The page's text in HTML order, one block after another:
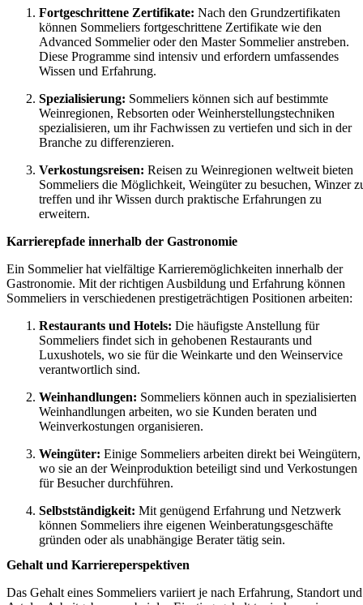
Fortgeschrittene Zertifikate: Nach den Grundzertifikaten
können Sommeliers fortgeschrittene Zertifikate wie den
Advanced Sommelier oder den Master Sommelier anstreben.
Diese Programme sind intensiv und erfordern umfassendes
Wissen und Erfahrung.
Spezialisierung: Sommeliers können sich auf bestimmte
Weinregionen, Rebsorten oder Weinherstellungstechniken
spezialisieren, um ihr Fachwissen zu vertiefen und sich in der
Branche zu differenzieren.
Verkostungsreisen: Reisen zu Weinregionen weltweit bieten
Sommeliers die Möglichkeit, Weingüter zu besuchen, Winzer
treffen und ihr Wissen durch praktische Erfahrungen zu
erweitern.
Karrierepfade innerhalb der Gastronomie
Ein Sommelier hat vielfältige Karrieremöglichkeiten innerhalb der
Gastronomie. Mit der richtigen Ausbildung und Erfahrung können
Sommeliers in verschiedenen prestigeträchtigen Positionen arbeiten:
Restaurants und Hotels: Die häufigste Anstellung für
Sommeliers findet sich in gehobenen Restaurants und
Luxushotels, wo sie für die Weinkarte und den Weinservice
verantwortlich sind.
Weinhandlungen: Sommeliers können auch in spezialisierten
Weinhandlungen arbeiten, wo sie Kunden beraten und
Weinverkostungen organisieren.
Weingüter: Einige Sommeliers arbeiten direkt bei Weingütern,
wo sie an der Weinproduktion beteiligt sind und Verkostungen
für Besucher durchführen.
Selbstständigkeit: Mit genügend Erfahrung und Netzwerk
können Sommeliers ihre eigenen Weinberatungsgeschäfte
gründen oder als unabhängige Berater tätig sein.
Gehalt und Karriereperspektiven
Das Gehalt eines Sommeliers variiert je nach Erfahrung, Standort und